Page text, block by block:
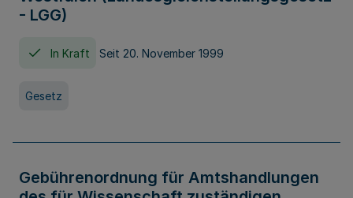
- LGG)
In Kraft Seit 20. November 1999
Gesetz
Gebührenordnung für Amtshandlungen